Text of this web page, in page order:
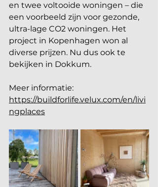
en twee voltooide woningen – die
een voorbeeld zijn voor gezonde,
ultra-lage CO2 woningen. Het
project in Kopenhagen won al
diverse prijzen. Nu dus ook te
bekijken in Dokkum.
Meer informatie:
https://buildforlife.velux.com/en/livi
ngplaces